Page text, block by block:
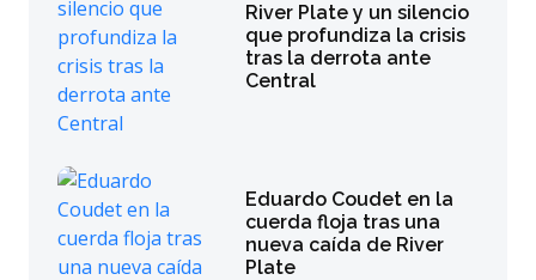
River Plate y un silencio
que profundiza la crisis
tras la derrota ante
Central
Eduardo Coudet en la
cuerda floja tras una
nueva caída de River
Plate